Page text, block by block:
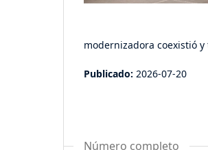
modernizadora coexistió
Publicado: 2026-07-20
Número completo